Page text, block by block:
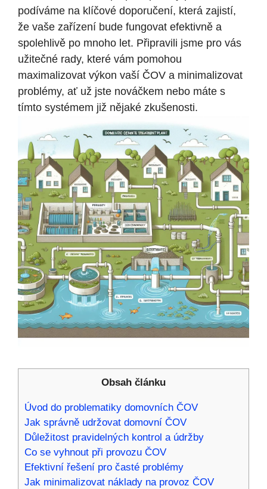
podíváme na klíčové doporučení, která zajistí,
že vaše zařízení bude fungovat efektivně a
spolehlivě po mnoho let. Připravili jsme pro vás
užitečné rady, které vám pomohou
maximalizovat výkon vaší ČOV a minimalizovat
problémy, ať už jste nováčkem nebo máte s
tímto systémem již nějaké zkušenosti.
Obsah článku
Úvod do problematiky domovních ČOV
Jak správně udržovat domovní ČOV
Důležitost pravidelných kontrol a údržby
Co se vyhnout při provozu ČOV
Efektivní řešení pro časté problémy
Jak minimalizovat náklady na provoz ČOV